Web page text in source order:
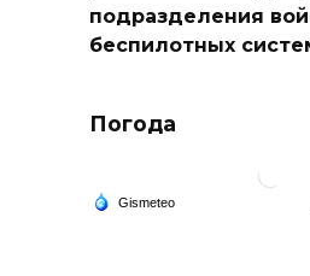
подразделения
беспилотных
Погода